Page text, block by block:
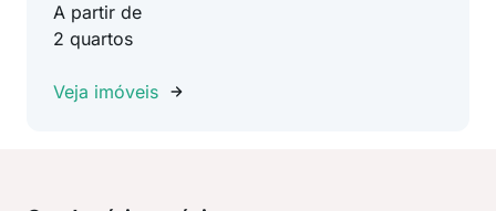
A partir de
2 quartos
Veja imóveis